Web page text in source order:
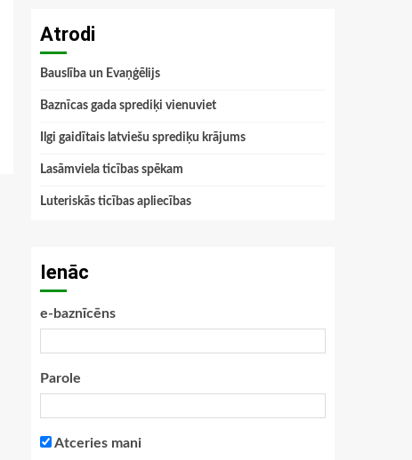
Atrodi
Bauslība un Evaņģēlijs
Baznīcas gada sprediķi vienuviet
Ilgi gaidītais latviešu sprediķu krājums
Lasāmviela ticības spēkam
Luteriskās ticības apliecības
Ienāc
e-baznīcēns
Parole
Atceries mani